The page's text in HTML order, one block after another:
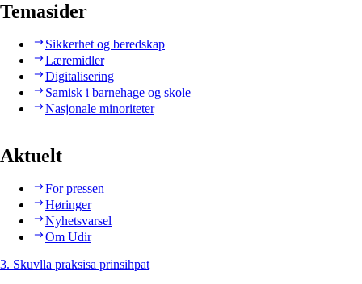
Temasider
Sikkerhet og beredskap
Læremidler
Digitalisering
Samisk i barnehage og skole
Nasjonale minoriteter
Aktuelt
For pressen
Høringer
Nyhetsvarsel
Om Udir
3. Skuvlla praksisa prinsihpat